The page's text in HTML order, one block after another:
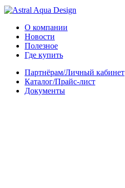
О компании
Новости
Полезное
Где купить
Партнёрам/Личный кабинет
Каталог/Прайс-лист
Документы